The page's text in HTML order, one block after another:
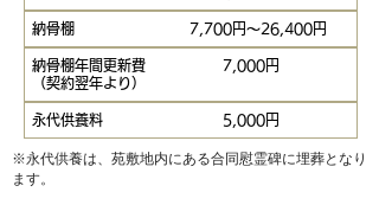
納骨棚 7,700円～26,400円
納骨棚年間更新費
（契約翌年より）
7,000円
​永代供養料 5,000円
※永代供養は、苑敷地内にある合同慰霊碑に埋葬となり
ます。